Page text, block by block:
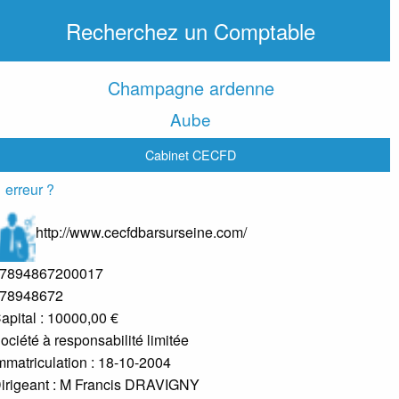
Recherchez un Comptable
Champagne ardenne
Aube
Cabinet CECFD
erreur ?
http://www.cecfdbarsurseine.com/
: 10000,00 €
à responsabilité limitée
: 18-10-2004
: M Francis DRAVIGNY